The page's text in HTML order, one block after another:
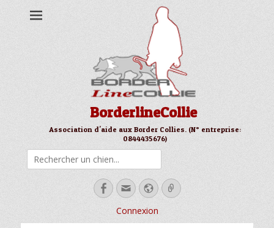
BorderlineCollie
Association d'aide aux Border Collies. (N° entreprise:
0844435676)
Facebook
EmailSite
web
Link
Connexion